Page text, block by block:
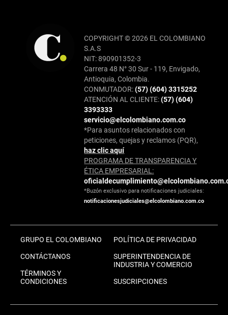
COPYRIGHT © 2026 EL COLOMBIANO
S.A.S
NIT: 890901352-3
Carrera 48 N° 30 Sur - 119, Envigado,
Antioquia, Colombia.
CONMUTADOR:(57) (604) 3315252
ATENCIÓN AL CLIENTE:(57) (604)
3393333
servicio@elcolombiano.com.co
*Para asuntos relacionados con
peticiones, quejas y reclamos (PQR),
haz clic aquí
PROGRAMA DE TRANSPARENCIA Y
ÉTICA EMPRESARIAL:
*Buzón exclusivo para notificaciones judiciales:
notificacionesjudiciales@elcolombiano.com.co
GRUPO EL COLOMBIANO
CONTÁCTANOS
TÉRMINOS Y
CONDICIONES
POLÍTICA DE PRIVACIDAD
SUPERINTENDENCIA DE
INDUSTRIA Y COMERCIO
SUSCRIPCIONES